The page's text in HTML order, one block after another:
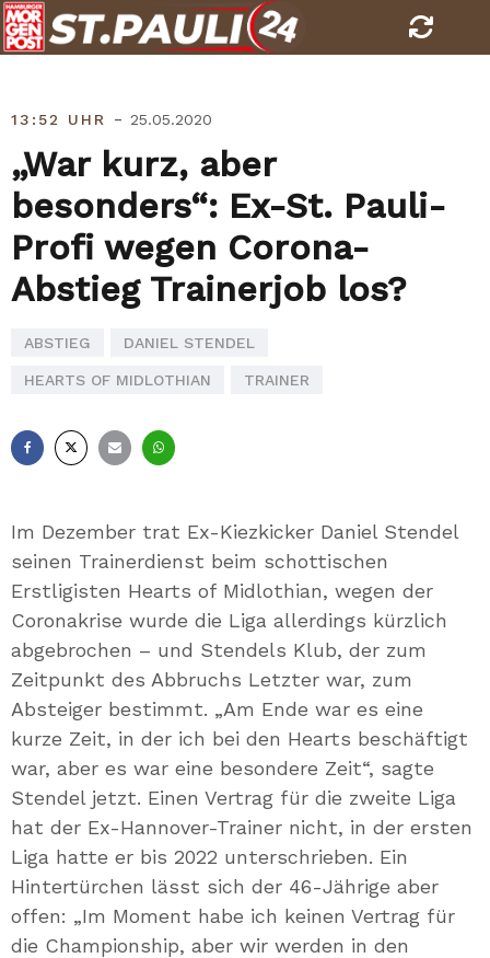
Skip
to
13:52 UHR - 25.05.2020
„War kurz, aber
besonders“: Ex-St. Pauli-
Profi wegen Corona-
Abstieg Trainerjob los?
ABSTIEG DANIEL STENDEL
HEARTS OF MIDLOTHIAN TRAINER
Im Dezember trat Ex-Kiezkicker Daniel Stendel
seinen Trainerdienst beim schottischen
Erstligisten Hearts of Midlothian, wegen der
Coronakrise wurde die Liga allerdings kürzlich
abgebrochen – und Stendels Klub, der zum
Zeitpunkt des Abbruchs Letzter war, zum
Absteiger bestimmt. „Am Ende war es eine
kurze Zeit, in der ich bei den Hearts beschäftigt
war, aber es war eine besondere Zeit“, sagte
Stendel jetzt. Einen Vertrag für die zweite Liga
hat der Ex-Hannover-Trainer nicht, in der ersten
Liga hatte er bis 2022 unterschrieben. Ein
Hintertürchen lässt sich der 46-Jährige aber
offen: „Im Moment habe ich keinen Vertrag für
die Championship, aber wir werden in den